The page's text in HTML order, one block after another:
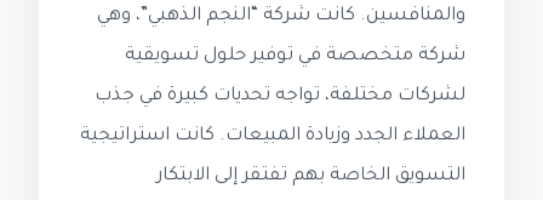
والمنافسين. كانت شركة “النجم الذهبي”، وهي
شركة متخصصة في توفير حلول تسويقية
لشركات مختلفة، تواجه تحديات كبيرة في جذب
العملاء الجدد وزيادة المبيعات. كانت استراتيجية
التسويق الخاصة بهم تفتقر إلى الابتكار